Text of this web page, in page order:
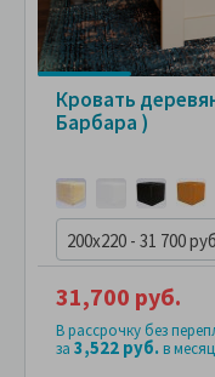
Кровать
Барбара )
200x220 - 31 700
31,700 руб.
В рассрочку без
за 3,522 руб.в месяц